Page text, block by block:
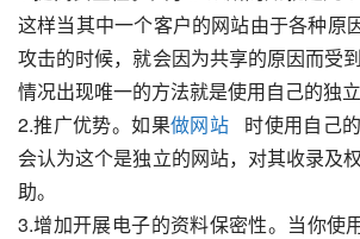
这样当其中一个客户的网站由于各种原
攻击的时候，就会因为共享的原因而受
情况出现唯一的方法就是使用自己的独立
2.推广优势。如果做网站
时使用自己
会认为这个是独立的网站，对其收录及
助。
3.增加开展电子的资料保密性。当你使